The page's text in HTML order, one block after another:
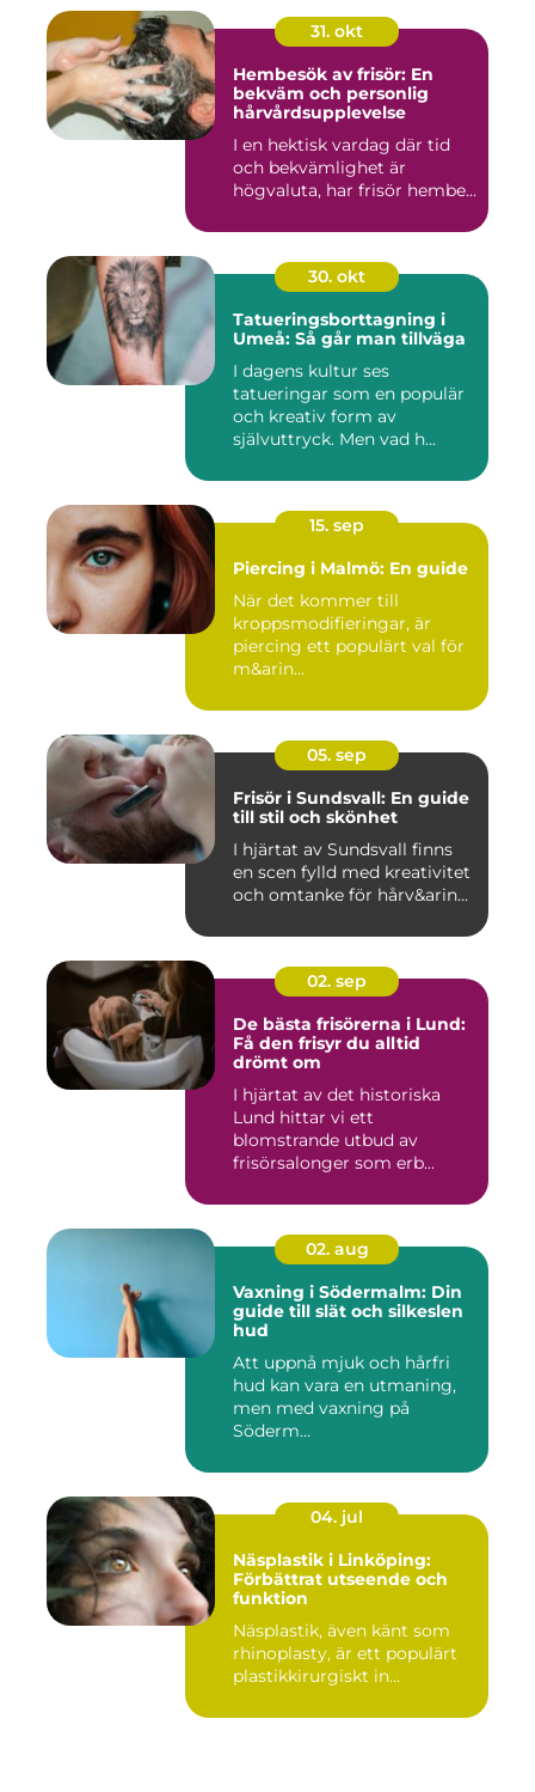
31. okt
Hembesök av frisör: En
bekväm och personlig
hårvårdsupplevelse
I en hektisk vardag där tid
och bekvämlighet är
högvaluta, har frisör hembe...
30. okt
Tatueringsborttagning i
Umeå: Så går man tillväga
I dagens kultur ses
tatueringar som en populär
och kreativ form av
självuttryck. Men vad h...
15. sep
Piercing i Malmö: En guide
När det kommer till
kroppsmodifieringar, är
piercing ett populärt val för
m&arin...
05. sep
Frisör i Sundsvall: En guide
till stil och skönhet
I hjärtat av Sundsvall finns
en scen fylld med kreativitet
och omtanke för hårv&arin...
02. sep
De bästa frisörerna i Lund:
Få den frisyr du alltid
drömt om
I hjärtat av det historiska
Lund hittar vi ett
blomstrande utbud av
frisörsalonger som erb...
02. aug
Vaxning i Södermalm: Din
guide till slät och silkeslen
hud
Att uppnå mjuk och hårfri
hud kan vara en utmaning,
men med vaxning på
Söderm...
04. jul
Näsplastik i Linköping:
Förbättrat utseende och
funktion
Näsplastik, även känt som
rhinoplasty, är ett populärt
plastikkirurgiskt in...